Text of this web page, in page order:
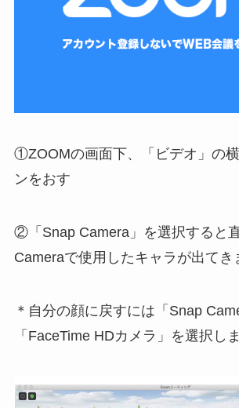
①ZOOMの画面下、「ビデオ」の
ンをおす
②「Snap Camera」を選択すると
Cameraで使用したキャラが出てき
＊自分の顔に戻すには「Snap
「FaceTime HDカメラ」を選択しま